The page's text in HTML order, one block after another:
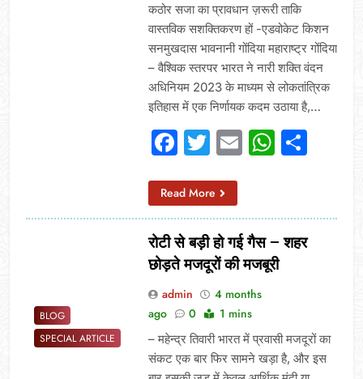
कठोर सजा का प्रावधान ज़रूरी ताकि
वास्तविक सशक्तिकरण हों -एडवोकेट किशन
सनमुखदास भावनानी गोंदिया महाराष्ट्र गोंदिया
– वैश्विक स्तरपर भारत ने नारी शक्ति वंदन
अधिनियम 2023 के माध्यम से लोकतांत्रिक
इतिहास में एक निर्णायक कदम उठाया है,…
Facebook
Twitter
Email
Read More
BLOG
SPECIAL ARTICLE
रोटी से बड़ी हो गई गैस – शहर
छोड़ते मजदूरों की मजबूरी
admin
4 months
ago
0 1 mins
– महेन्द्र तिवारी भारत में प्रवासी मजदूरों का
संकट एक बार फिर सामने खड़ा है, और इस